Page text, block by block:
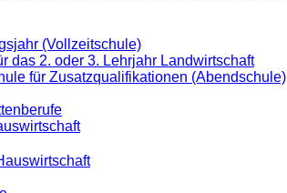
(Vollzeitschule)
das 2. oder 3. Lehrjahr Landwirtschaft
für Zusatzqualifikationen (Abendschule)